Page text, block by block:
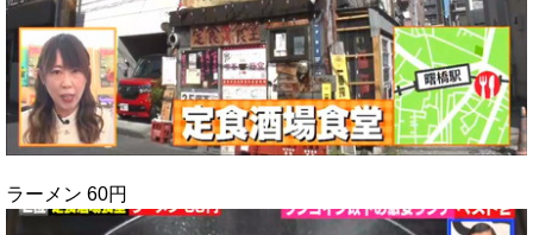
ラーメン 60円